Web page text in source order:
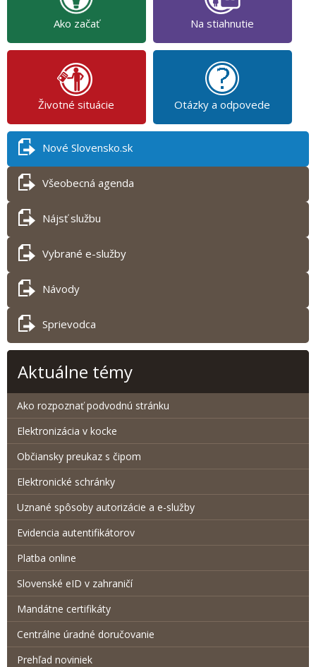
Ako začať Na stiahnutie
Životné situácie Otázky a odpovede
Nové Slovensko.sk
Všeobecná agenda
Nájsť službu
Vybrané e-služby
Návody
Sprievodca
Aktuálne témy
Ako rozpoznať podvodnú stránku
Elektronizácia v kocke
Občiansky preukaz s čipom
Elektronické schránky
Uznané spôsoby autorizácie a e-služby
Evidencia autentifikátorov
Platba online
Slovenské eID v zahraničí
Mandátne certifikáty
Centrálne úradné doručovanie
Prehľad noviniek